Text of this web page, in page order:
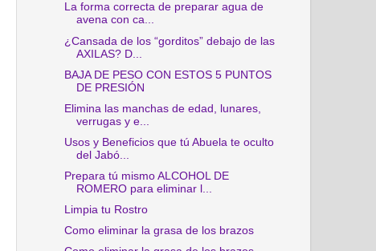
La forma correcta de preparar agua de
avena con ca...
¿Cansada de los “gorditos” debajo de las
AXILAS? D...
BAJA DE PESO CON ESTOS 5 PUNTOS
DE PRESIÓN
Elimina las manchas de edad, lunares,
verrugas y e...
Usos y Beneficios que tú Abuela te oculto
del Jabó...
Prepara tú mismo ALCOHOL DE
ROMERO para eliminar l...
Limpia tu Rostro
Como eliminar la grasa de los brazos